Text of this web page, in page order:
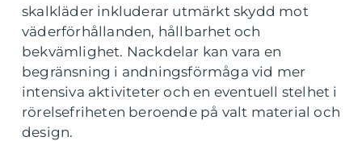
skalkläder inkluderar utmärkt skydd mot
väderförhållanden, hållbarhet och
bekvämlighet. Nackdelar kan vara en
begränsning i andningsförmåga vid mer
intensiva aktiviteter och en eventuell stelhet i
rörelsefriheten beroende på valt material och
design.